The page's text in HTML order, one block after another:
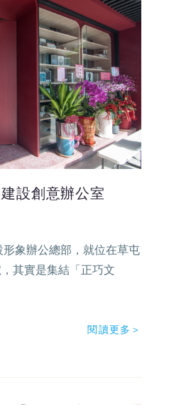
設創意辦公室
象辦公總部，就位在草屯
其實是集結「正巧文
閱讀更多＞